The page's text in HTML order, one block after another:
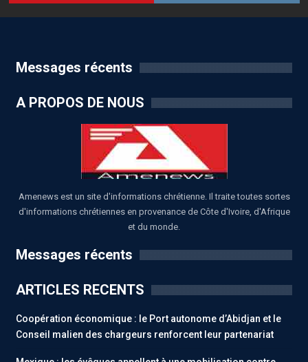
Messages récents
A PROPOS DE NOUS
Amenews est un site d'informations chrétienne. Il traite toutes sortes
d'informations chrétiennes en provenance de Côte d'Ivoire, d'Afrique
et du monde.
Messages récents
ARTICLES RECENTS
Coopération économique : le Port autonome d’Abidjan et le
Conseil malien des chargeurs renforcent leur partenariat